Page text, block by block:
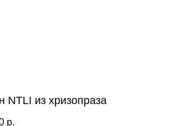
NTLI из хризопраза
р.